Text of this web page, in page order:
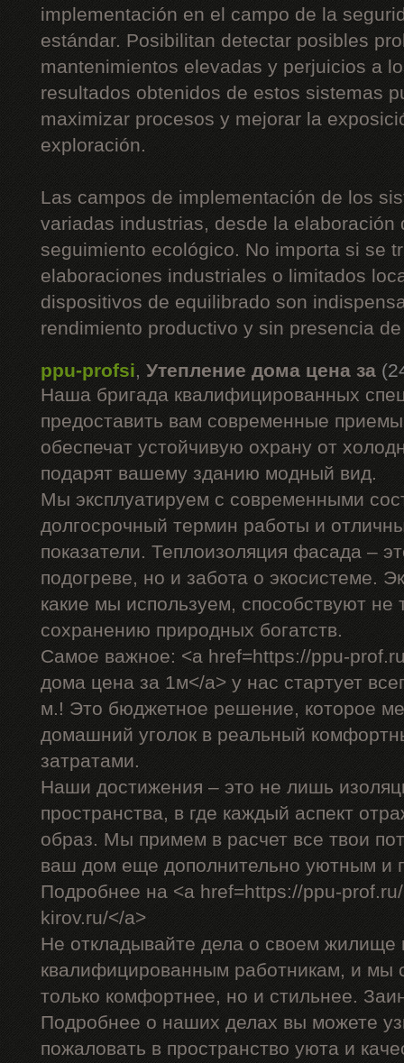
implementación en el campo de la
estándar. Posibilitan detectar posibles
mantenimientos elevadas y perjuicios a
resultados obtenidos de estos sistemas
maximizar procesos y mejorar la
exploración.
Las campos de implementación de los
variadas industrias, desde la elaboración
seguimiento ecológico. No importa si se
elaboraciones industriales o limitados
dispositivos de equilibrado son
rendimiento productivo y sin presencia
ppu-profsi, Утепление дома цена за
Наша бригада квалифицированных
предоставить вам современные
обеспечат устойчивую охрану от
подарят вашему зданию модный вид.
Мы эксплуатируем с современными
долгосрочный термин работы и
показатели. Теплоизоляция фасада –
подогреве, но и забота о экосистеме.
какие мы используем, способствуют не
сохранению природных богатств.
Самое важное: <a href=https://ppu-
дома цена за 1м</a> у нас стартует
м.! Это бюджетное решение, которое
домашний уголок в реальный
затратами.
Наши достижения – это не лишь
пространства, в где каждый аспект
образ. Мы примем в расчет все твои
ваш дом еще дополнительно уютным и
Подробнее на <a href=https://ppu-
kirov.ru/</a>
Не откладывайте дела о своем
квалифицированным работникам, и
только комфортнее, но и стильнее.
Подробнее о наших делах вы можете
пожаловать в пространство уюта и